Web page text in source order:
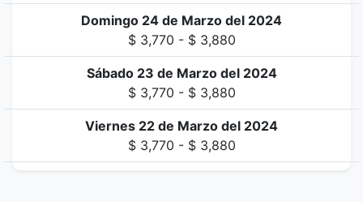
Domingo 24 de Marzo del 2024
$ 3,770 - $ 3,880
Sábado 23 de Marzo del 2024
$ 3,770 - $ 3,880
Viernes 22 de Marzo del 2024
$ 3,770 - $ 3,880